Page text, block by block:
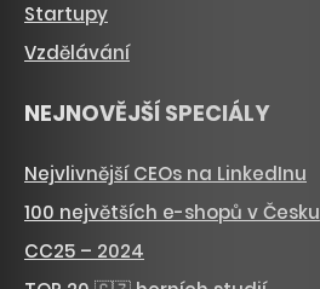
Startupy
Vzdělávání
NEJNOVĚJŠÍ SPECIÁLY
Nejvlivnější CEOs na LinkedInu
100 největších e-shopů v Česku
CC25 – 2024